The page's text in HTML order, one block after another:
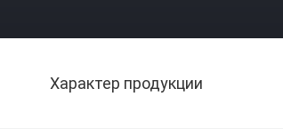
Характер продукции